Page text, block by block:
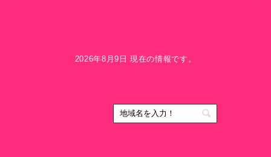
2026年8月9日 現在の情報です。